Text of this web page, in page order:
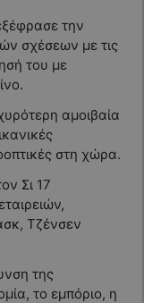
την
σχέσεων με τις
του με
αμοιβαία
στη χώρα.
Σι 17
Τζένσεν
της
το εμπόριο, η